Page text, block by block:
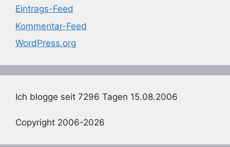
Eintrags-Feed
Kommentar-Feed
WordPress.org
Ich blogge seit 7296 Tagen 15.08.2006
Copyright 2006-2026